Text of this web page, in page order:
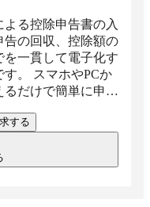
る控除申告書の入
告の回収、控除額の
一貫して電子化す
。 スマホやPCか
るだけで簡単に申告
などの機能を備え
間を無くし、手書
の負担を大幅に削
する